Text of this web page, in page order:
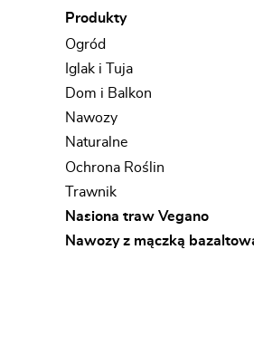
Produkty
Ogród
Iglak i Tuja
Dom i Balkon
Nawozy
Naturalne
Ochrona Roślin
Trawnik
Nasiona traw Vegano
Nawozy z mączką